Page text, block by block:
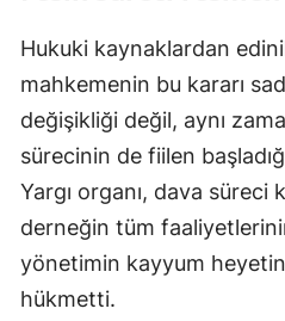
Hukuki kaynaklardan
mahkemenin bu kararı
değişikliği değil, aynı
sürecinin de fiilen
Yargı organı, dava süreci
derneğin tüm
yönetimin kayyum
hükmetti.